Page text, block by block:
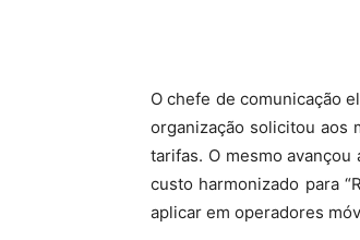
O chefe de comunicação
organização solicitou aos
tarifas. O mesmo
custo harmonizado para
aplicar em operadores